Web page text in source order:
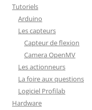
Tutoriels
Arduino
Les capteurs
Capteur de flexion
Camera OpenMV
Les actionneurs
La foire aux questions
Logiciel Profilab
Hardware